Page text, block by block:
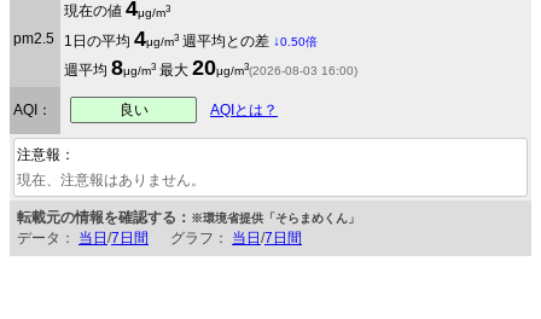
pm2.5
現在の値 4μg/m3
1日の平均 4μg/m3 週平均との差 ↓0.50倍
週平均 8μg/m3 最大 20μg/m3(2026-08-03 16:00)
AQI： 良い AQIとは？
注意報：
現在、注意報はありません。
転載元の情報を確認する： ※環境省提供「そらまめくん」
データ： 当日 /7日間 グラフ： 当日 /7日間